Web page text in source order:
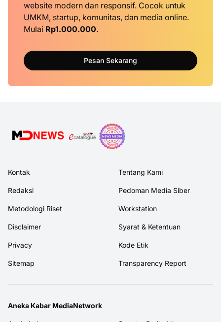
website modern dan responsif. Cocok untuk
UMKM, startup, komunitas, dan media online.
Mulai Rp1.000.000.
Pesan Sekarang
Kontak Tentang Kami
Redaksi Pedoman Media Siber
Metodologi Riset Workstation
Disclaimer Syarat & Ketentuan
Privacy Kode Etik
Sitemap Transparency Report
Aneka Kabar MediaNetwork